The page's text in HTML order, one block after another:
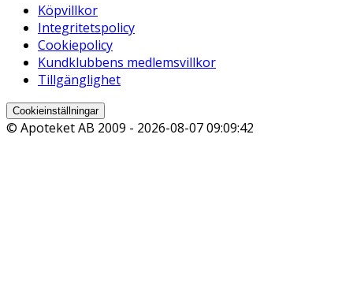
Köpvillkor
Integritetspolicy
Cookiepolicy
Kundklubbens medlemsvillkor
Tillgänglighet
Cookieinställningar
© Apoteket AB 2009 - 2026-08-07 09:09:42